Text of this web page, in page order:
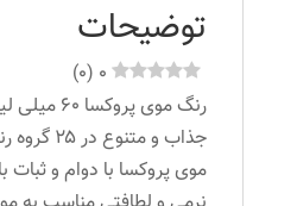
شکلاتی
تیره
عدد
توضیحات
0
(
0
)
جذاب و
موی پروکسا با دوام و ثبات